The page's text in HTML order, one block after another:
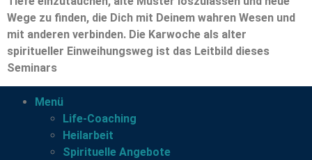
Wege zu finden, die Dich mit Deinem wahren Wesen und
mit anderen verbinden. Die Karwoche als alter
spiritueller Einweihungsweg ist das Leitbild dieses
Seminars
Menü
Life-Coaching
Heilarbeit
Spirituelle Angebote